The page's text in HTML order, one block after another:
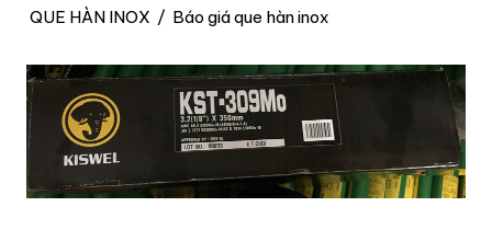
QUE HÀN INOX / Báo giá que hàn inox